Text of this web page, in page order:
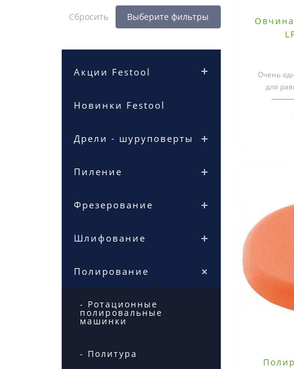
Сбросить Выберите фильтры
Акции Festool
Новинки Festool
Дрели - шуруповерты
Пиление
Фрезерование
Шлифование
Полирование
- Ротационные
полировальные
машинки
- Политура
Очень
для